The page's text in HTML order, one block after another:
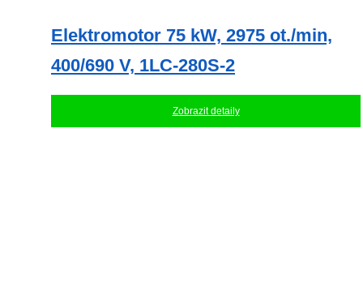
Elektromotor 75 kW, 2975 ot./min,
400/690 V, 1LC-280S-2
Zobrazit detaily